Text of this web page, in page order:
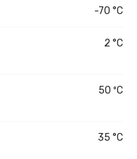
-70 °C
2 °C
50 ºС
35 °C